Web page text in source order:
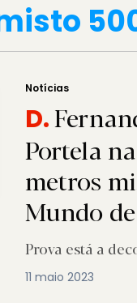
Notícias
D.
Portela
metros
Mundo
Prova está a
11 maio 2023